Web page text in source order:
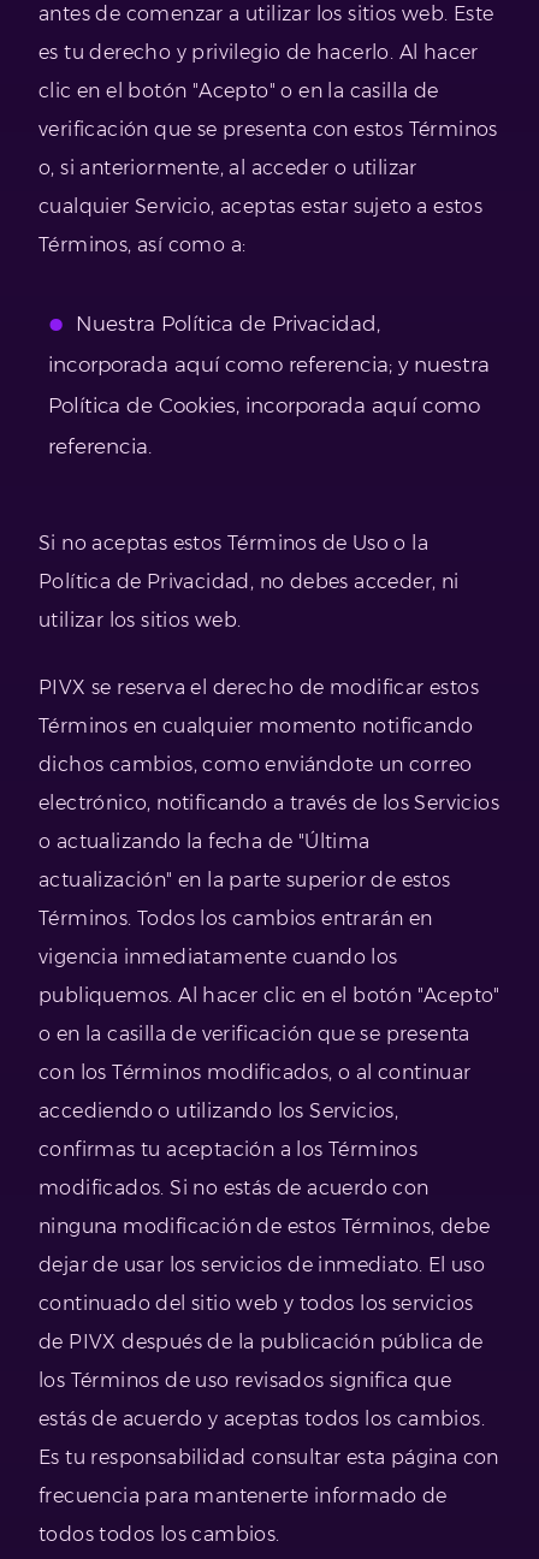
antes de comenzar a utilizar los sitios web. Este
es tu derecho y privilegio de hacerlo. Al hacer
clic en el botón "Acepto" o en la casilla de
verificación que se presenta con estos Términos
o, si anteriormente, al acceder o utilizar
cualquier Servicio, aceptas estar sujeto a estos
Términos, así como a:
Nuestra Política de Privacidad,
incorporada aquí como referencia; y nuestra
Política de Cookies, incorporada aquí como
referencia.
Si no aceptas estos Términos de Uso o la
Política de Privacidad, no debes acceder, ni
utilizar los sitios web.
PIVX se reserva el derecho de modificar estos
Términos en cualquier momento notificando
dichos cambios, como enviándote un correo
electrónico, notificando a través de los Servicios
o actualizando la fecha de "Última
actualización" en la parte superior de estos
Términos. Todos los cambios entrarán en
vigencia inmediatamente cuando los
publiquemos. Al hacer clic en el botón "Acepto"
o en la casilla de verificación que se presenta
con los Términos modificados, o al continuar
accediendo o utilizando los Servicios,
confirmas tu aceptación a los Términos
modificados. Si no estás de acuerdo con
ninguna modificación de estos Términos, debe
dejar de usar los servicios de inmediato. El uso
continuado del sitio web y todos los servicios
de PIVX después de la publicación pública de
los Términos de uso revisados significa que
estás de acuerdo y aceptas todos los cambios.
Es tu responsabilidad consultar esta página con
frecuencia para mantenerte informado de
todos todos los cambios.